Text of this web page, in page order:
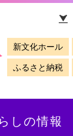
新文化ホール
ふるさと納税
しの情報